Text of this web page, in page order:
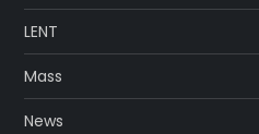
LENT
Mass
News